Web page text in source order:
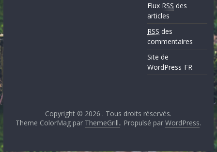
Flux RSS des
articles
RSS des
commentaires
Site de
WordPress-FR
Copyright © 2026 . Tous droits réservés.
Theme ColorMag par ThemeGrill.. Propulsé parWordPress.